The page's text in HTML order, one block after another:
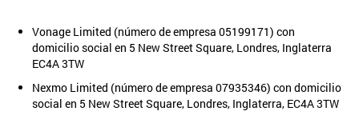
Vonage Limited (número de empresa 05199171) con
domicilio social en 5 New Street Square, Londres, Inglaterra
EC4A 3TW
Nexmo Limited (número de empresa 07935346) con domicilio
social en 5 New Street Square, Londres, Inglaterra, EC4A 3TW